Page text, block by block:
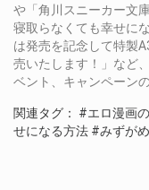
や「角川スニーカー文
寝取らなくても幸せに
は発売を記念して特製
売いたします！」など
ベント、キャンペーン
関連タグ： #エロ漫画
せになる方法 #みずがめ